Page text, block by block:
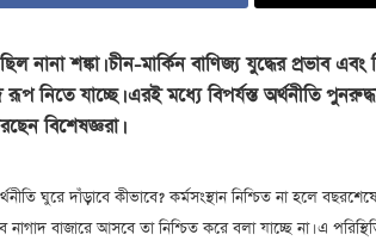
নানা শঙ্কা। চীন-মার্কিন বাণিজ্য যুদ্ধের
রূপ নিতে যাচ্ছে। এরই মধ্যে বিপর্যস্ত অর্থনীতি
বিশেষজ্ঞরা।
ঘুরে দাঁড়াবে কীভাবে? কর্মসংস্থান নিশ্চিত না হলে
বাজারে আসবে তা নিশ্চিত করে বলা যাচ্ছে না। এ